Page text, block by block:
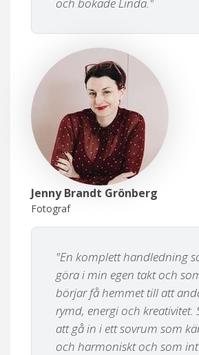
Jenny Brandt Grönberg
Fotograf
"En komplett handledning
göra i min egen takt och
börjar få hemmet till att
rymd, energi och kreativitet.
att gå in i ett sovrum som
och harmoniskt och som